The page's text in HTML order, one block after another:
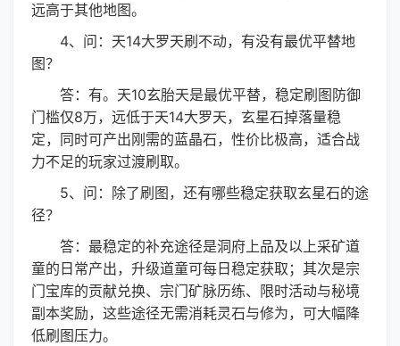
远高于其他地图。
4、问：天14大罗天刷不动，有没有最优平替地
图？
答：有。天10玄胎天是最优平替，稳定刷图防御
门槛仅8万，远低于天14大罗天，玄星石掉落量稳
定，同时可产出刚需的蓝晶石，性价比极高，适合战
力不足的玩家过渡刷取。
5、问：除了刷图，还有哪些稳定获取玄星石的途
径？
答：最稳定的补充途径是洞府上品及以上采矿道
童的日常产出，升级道童可每日稳定获取；其次是宗
门宝库的贡献兑换、宗门矿脉历练、限时活动与秘境
副本奖励，这些途径无需消耗灵石与修为，可大幅降
低刷图压力。